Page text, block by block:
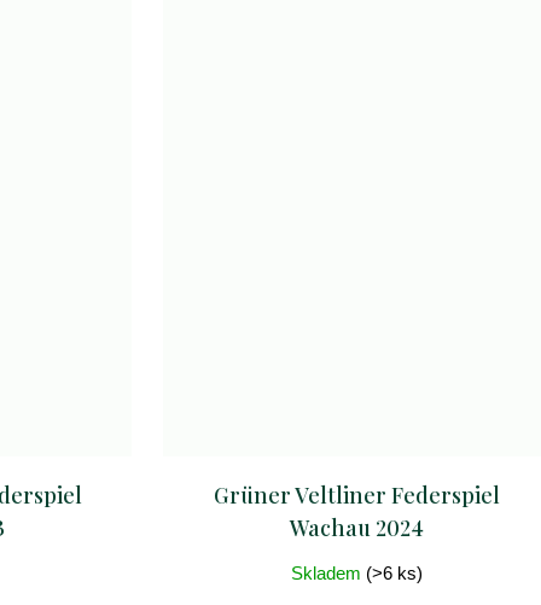
Grüner Veltliner Federspiel
Wachau 2024
Skladem (>6 ks)